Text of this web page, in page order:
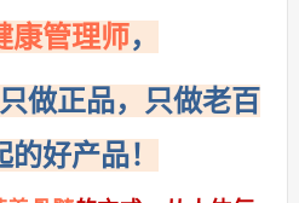
康管理师，
做正品，只做老百
好产品！